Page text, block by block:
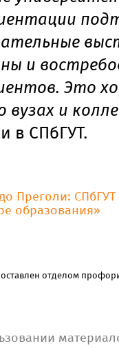
и
Это
вузах и
в СПбГУТ.
отделом